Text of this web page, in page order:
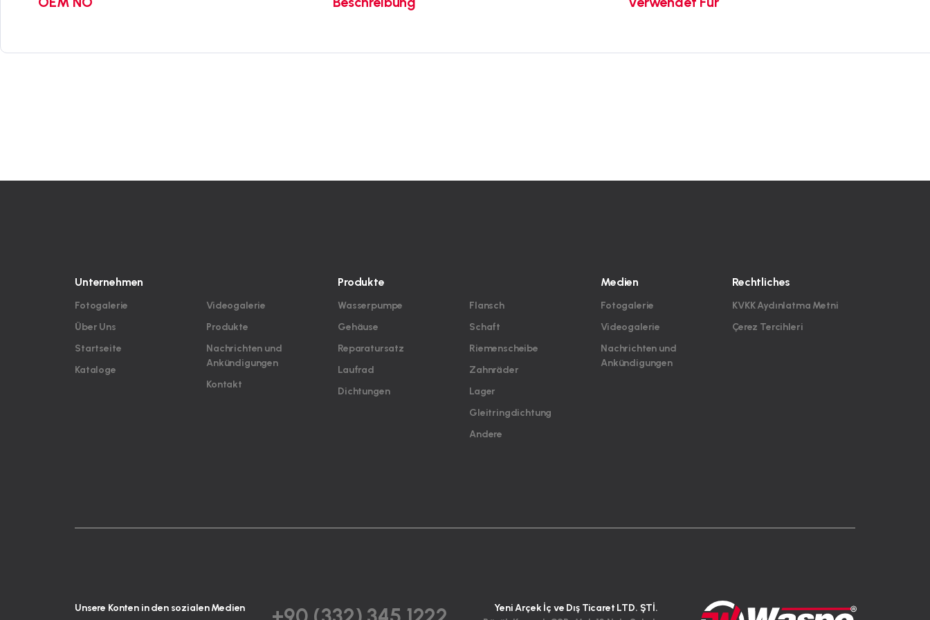
Unternehmen
Fotogalerie
Über Uns
Startseite
Kataloge
Videogalerie
Produkte
Nachrichten und
Ankündigungen
Kontakt
Produkte
Wasserpumpe
Gehäuse
Reparatursatz
Laufrad
Dichtungen
Flansch
Schaft
Riemenscheibe
Zahnräder
Lager
Gleitringdichtung
Andere
Medien
Fotogalerie
Videogalerie
Nachrichten und
Ankündigungen
Rechtliches
KVKK Aydınlatma Metni
Çerez Tercihleri
Unsere Konten in den sozialen Medien
Yeni Arçek İç ve Dış Ticaret LTD. ŞTİ.